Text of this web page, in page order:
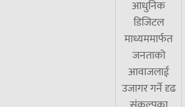
आधुनिक
डिजिटल
माध्यममार्फत
जनताको
आवाजलाई
उजागर गर्ने दृढ